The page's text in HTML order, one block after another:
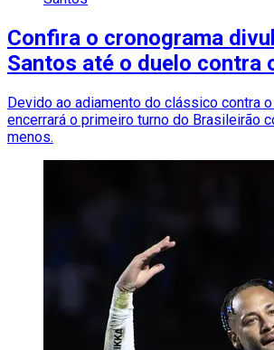
Confira o cronograma
Santos até o duelo contra
Devido ao adiamento do clássico contra
encerrará o primeiro turno do Brasileirão
menos.